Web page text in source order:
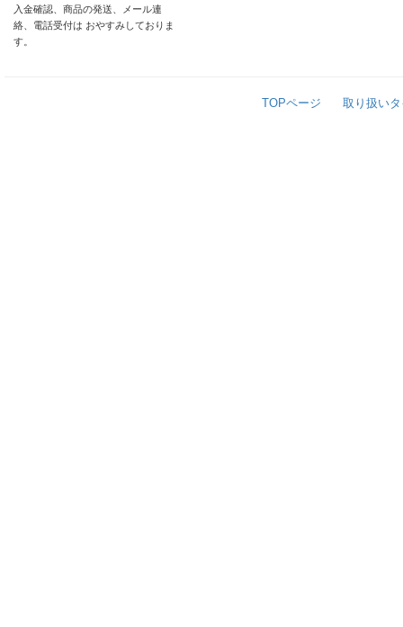
入金確認、商品の発送、メール連
絡、電話受付は おやすみしておりま
す。
TOPページ 取り扱い